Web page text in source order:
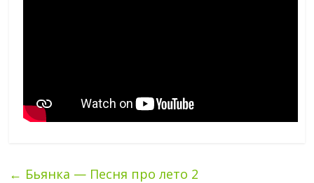
← Бьянка — Песня про лето 2